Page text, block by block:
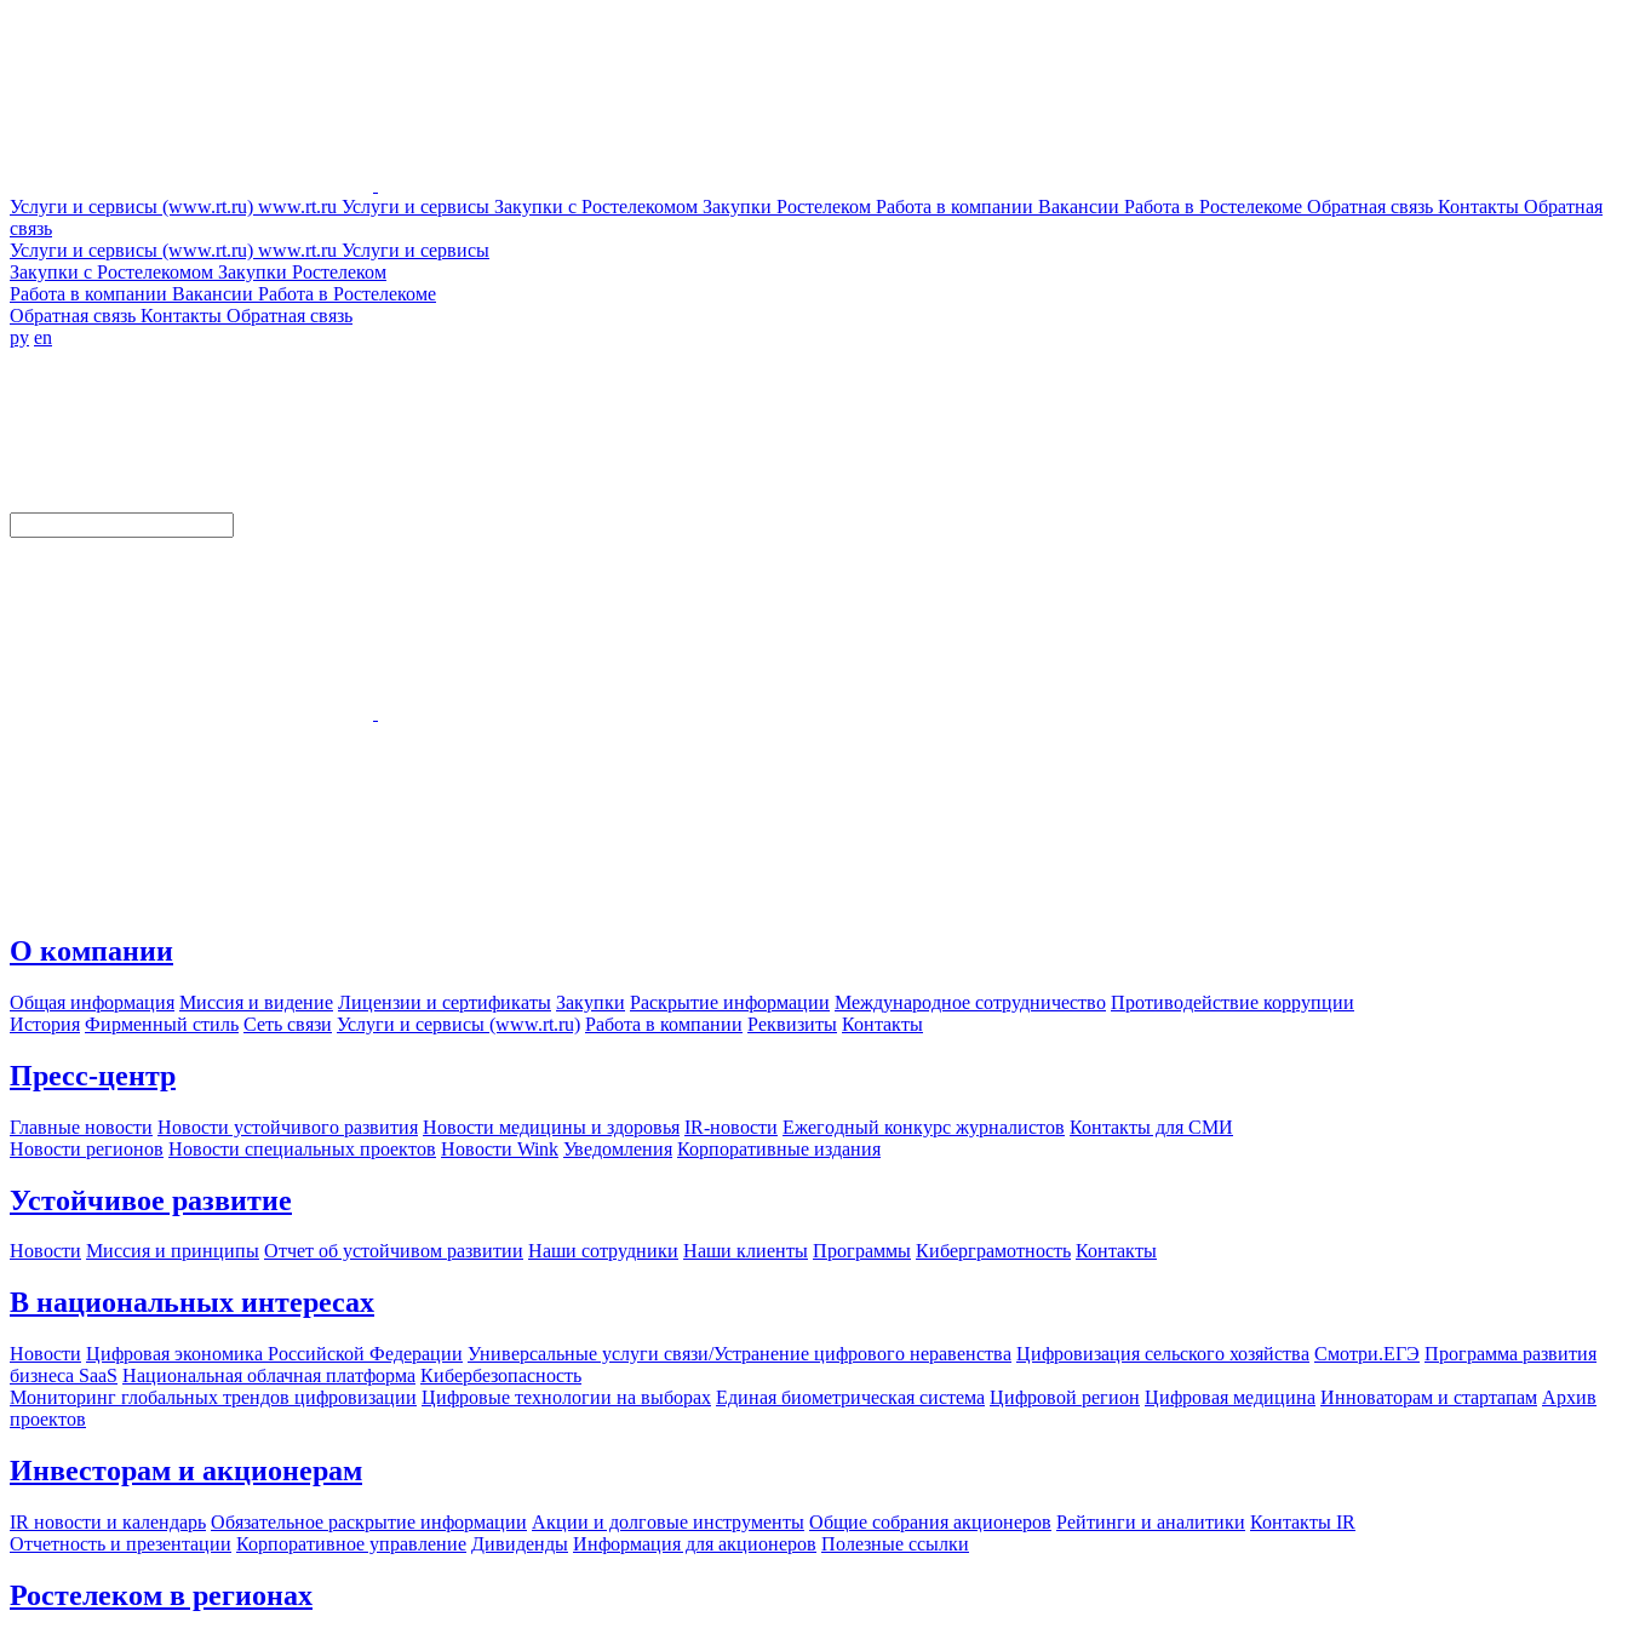
Услуги и сервисы (www.rt.ru) www.rt.ru Услуги и сервисы Закупки с Ростелекомом Закупки Ростелеком Работа в компании Вакансии Работа в Ростелекоме Обратная связь Контакты Обратная
связь
Услуги и сервисы (www.rt.ru) www.rt.ru Услуги и сервисы
Закупки с Ростелекомом Закупки Ростелеком
Работа в компании Вакансии Работа в Ростелекоме
Обратная связь Контакты Обратная связь
ру en
О компании
Общая информация Миссия и видение Лицензии и сертификаты Закупки Раскрытие информации Международное сотрудничество Противодействие коррупции
История Фирменный стиль Сеть связи Услуги и сервисы (www.rt.ru) Работа в компании Реквизиты Контакты
Пресс-центр
Главные новости Новости устойчивого развития Новости медицины и здоровья IR-новости Ежегодный конкурс журналистов Контакты для СМИ
Новости регионов Новости специальных проектов Новости Wink Уведомления Корпоративные издания
Устойчивое развитие
Новости Миссия и принципы Отчет об устойчивом развитии Наши сотрудники Наши клиенты Программы Киберграмотность Контакты
В национальных интересах
Новости Цифровая экономика Российской Федерации Универсальные услуги связи/Устранение цифрового неравенства Цифровизация сельского хозяйства Смотри.ЕГЭ Программа развития
бизнеса SaaS Национальная облачная платформа Кибербезопасность
Мониторинг глобальных трендов цифровизации Цифровые технологии на выборах Единая биометрическая система Цифровой регион Цифровая медицина Инноваторам и стартапам Архив
проектов
Инвесторам и акционерам
IR новости и календарь Обязательное раскрытие информации Акции и долговые инструменты Общие собрания акционеров Рейтинги и аналитики Контакты IR
Отчетность и презентации Корпоративное управление Дивиденды Информация для акционеров Полезные ссылки
Ростелеком в регионах